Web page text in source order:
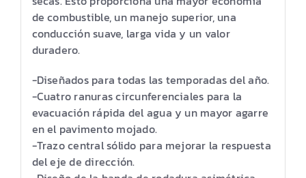
de combustible, un manejo superior, una
conducción suave, larga vida y un valor
duradero.
-Diseñados para todas las temporadas del año.
-Cuatro ranuras circunferenciales para la
evacuación rápida del agua y un mayor agarre
en el pavimento mojado.
-Trazo central sólido para mejorar la respuesta
del eje de dirección.